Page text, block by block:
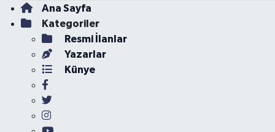
Ana Sayfa
Kategoriler
Resmi İlanlar
Yazarlar
Künye